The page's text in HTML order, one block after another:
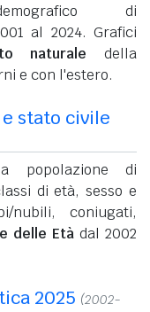
di
al 2024. Grafici
naturale della
e con l'estero.
stato civile
popolazione di
di età, sesso e
nubili, coniugati,
delle Età dal 2002
2025 (2002-